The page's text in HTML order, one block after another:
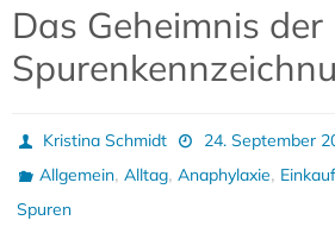
Das Geheimnis der
Kristina Schmidt
24. September
Allgemein,Alltag,Anaphylaxie, Einkauf
Spuren